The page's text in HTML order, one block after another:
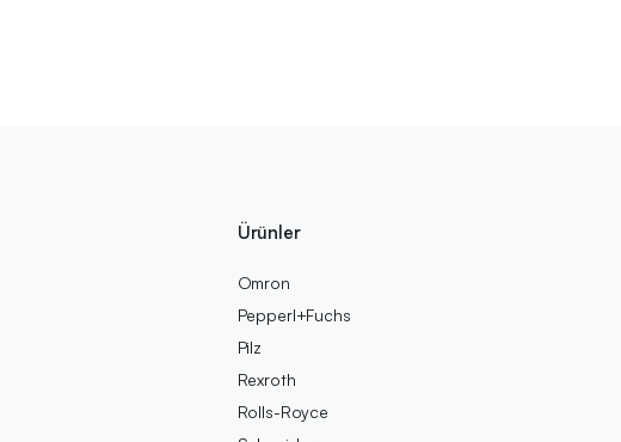
Ürünler
Omron
Pepperl+Fuchs
Pilz
Rexroth
Rolls-Royce